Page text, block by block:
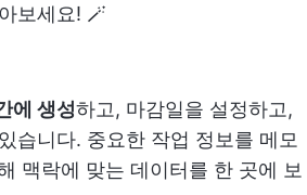
보세요! 🪄
에 생성하고, 마감일을 설정하고,
습니다. 중요한 작업 정보를 메모
맥락에 맞는 데이터를 한 곳에 보